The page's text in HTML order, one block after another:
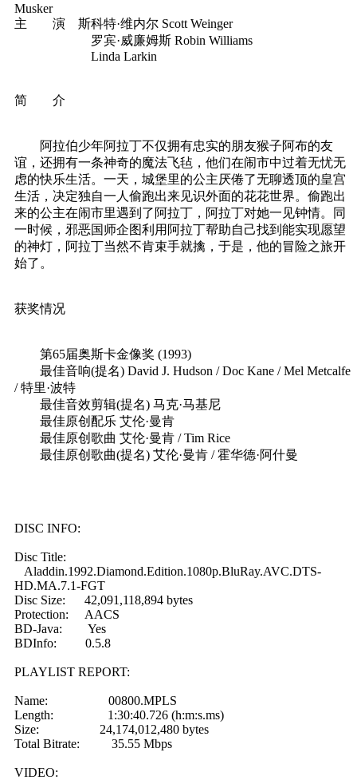
Musker
主 演 斯科特·维内尔 Scott Weinger
罗宾·威廉姆斯 Robin Williams
Linda Larkin
简 介
阿拉伯少年阿拉丁不仅拥有忠实的朋友猴子阿布的友
谊，还拥有一条神奇的魔法飞毡，他们在闹市中过着无忧无
虑的快乐生活。一天，城堡里的公主厌倦了无聊透顶的皇宫
生活，决定独自一人偷跑出来见识外面的花花世界。偷跑出
来的公主在闹市里遇到了阿拉丁，阿拉丁对她一见钟情。同
一时候，邪恶国师企图利用阿拉丁帮助自己找到能实现愿望
的神灯，阿拉丁当然不肯束手就擒，于是，他的冒险之旅开
始了。
获奖情况
第65届奥斯卡金像奖 (1993)
最佳音响(提名) David J. Hudson / Doc Kane / Mel Metcalfe
/ 特里·波特
最佳音效剪辑(提名) 马克·马基尼
最佳原创配乐 艾伦·曼肯
最佳原创歌曲 艾伦·曼肯 / Tim Rice
最佳原创歌曲(提名) 艾伦·曼肯 / 霍华德·阿什曼
DISC INFO:
Disc Title:
Aladdin.1992.Diamond.Edition.1080p.BluRay.AVC.DTS-
HD.MA.7.1-FGT
Disc Size: 42,091,118,894 bytes
Protection: AACS
BD-Java: Yes
BDInfo: 0.5.8
PLAYLIST REPORT:
Name: 00800.MPLS
Length: 1:30:40.726 (h:m:s.ms)
Size: 24,174,012,480 bytes
Total Bitrate: 35.55 Mbps
VIDEO: